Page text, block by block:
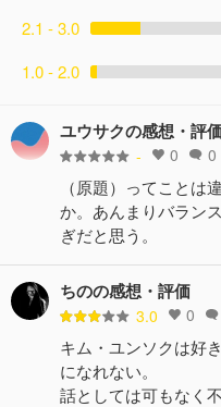
2.1 - 3.0
1.0 - 2.0
ユウサクの感想・評
- 0 0
（原題）ってことは
か。あんまりバラン
ぎだと思う。
ちのの感想・評価
3.0 0
キム・ユンソクは好
になれない。
話としては可もなく